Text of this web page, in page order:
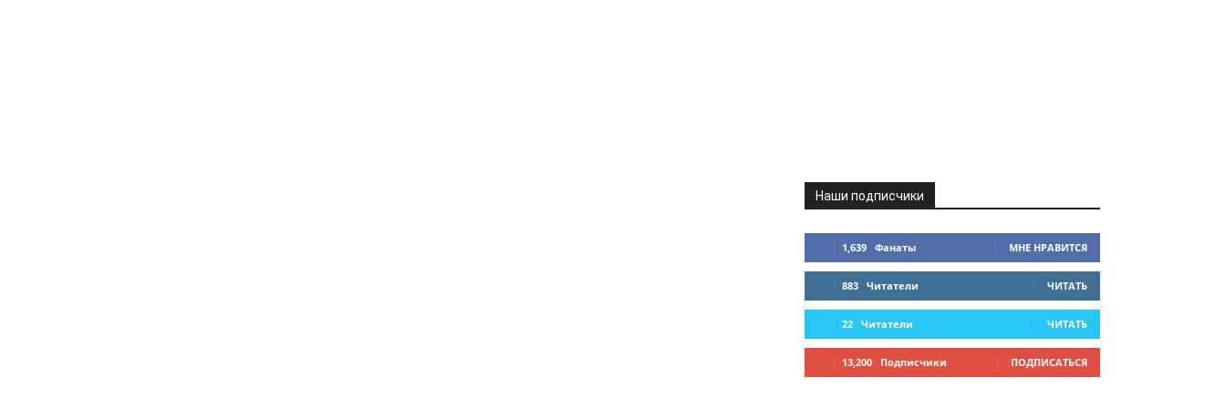
Наши подписчики
1,639 Фанаты МНЕ НРАВИТСЯ
883 Читатели ЧИТАТЬ
22 Читатели ЧИТАТЬ
13,200 Подписчики ПОДПИСАТЬСЯ